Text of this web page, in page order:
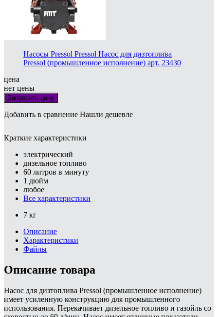
Насосы Pressol Pressol Насос для дизтоплива
Pressol (промышленное исполнение) арт. 23430
цена
нет цены
Запросить цену
Добавить в сравнение Нашли дешевле
Краткие характеристики
электрический
дизельное топливо
60 литров в минуту
1 дюйм
любое
Все характеристики
7 кг
Описание
Характеристики
Файлы
Описание товара
Насос для дизтоплива Pressol (промышленное исполнение)
имеет усиленную конструкцию для промышленного
использования. Перекачивает дизельное топливо и газойль со